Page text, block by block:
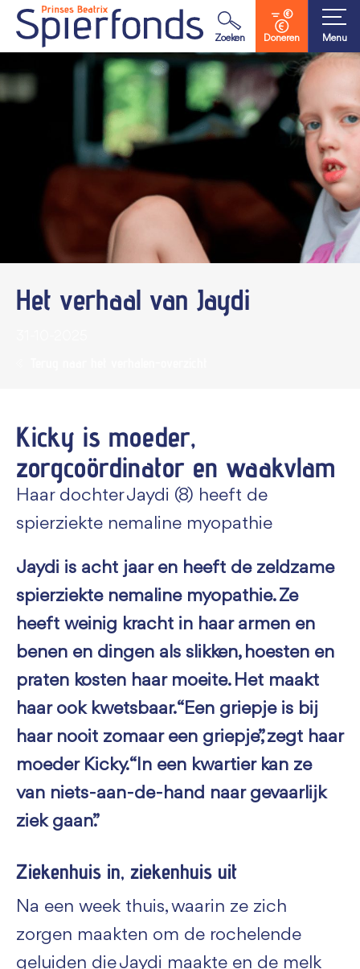
Zoeken Doneren Menu
Waar ben je naar op zoek?
Het verhaal van Jaydi
Kicky is moeder,
zorgcoördinator en waakvlam
Haar dochter Jaydi (8) heeft de
spierziekte nemaline myopathie
Jaydi is acht jaar en heeft de zeldzame
spierziekte nemaline myopathie. Ze
heeft weinig kracht in haar armen en
benen en dingen als slikken, hoesten en
praten kosten haar moeite. Het maakt
haar ook kwetsbaar. “Een griepje is bij
haar nooit zomaar een griepje”, zegt haar
moeder Kicky. “In een kwartier kan ze
van niets-aan-de-hand naar gevaarlijk
ziek gaan.”
Ziekenhuis in, ziekenhuis uit
Na een week thuis, waarin ze zich
zorgen maakten om de rochelende
geluiden die Jaydi maakte en de melk